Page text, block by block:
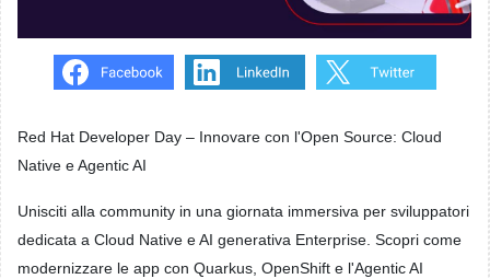
Red Hat Developer Day – Innovare con l'Open Source: Cloud
Native e Agentic AI
Unisciti alla community in una giornata immersiva per sviluppatori
dedicata a Cloud Native e AI generativa Enterprise. Scopri come
modernizzare le app con Quarkus, OpenShift e l'Agentic AI